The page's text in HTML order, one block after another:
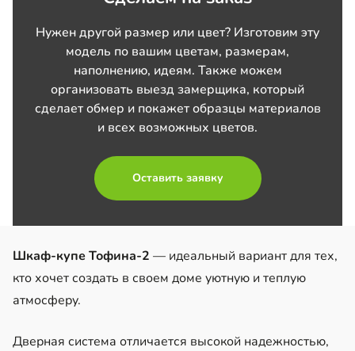
Нужен другой размер или цвет? Изготовим эту
модель по вашим цветам, размерам,
наполнению, идеям. Также можем
организовать выезд замерщика, который
сделает обмер и покажет образцы материалов
и всех возможных цветов.
Оставить заявку
Шкаф-купе Тофина-2 — идеальный вариант для тех,
кто хочет создать в своем доме уютную и теплую
атмосферу.
Дверная система отличается высокой надежностью,